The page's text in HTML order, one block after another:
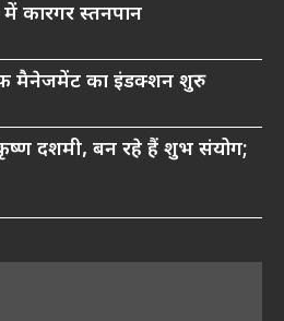
कारगर स्तनपान
मैनेजमेंट का इंडक्शन शुरु
दशमी, बन रहे हैं शुभ संयोग;